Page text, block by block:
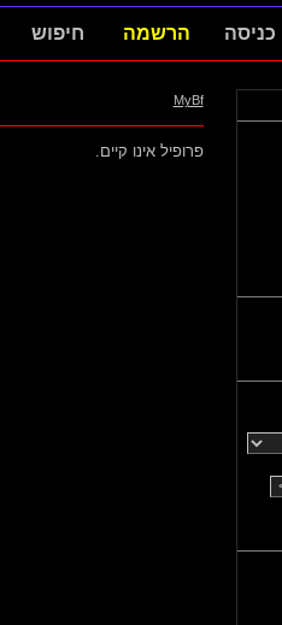
כניסה הרשמה חיפוש
MyBf
פרופיל אינו קיים.